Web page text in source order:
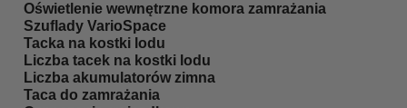
Oświetlenie wewnętrzne komora zamrażania
Szuflady VarioSpace
Tacka na kostki lodu
Liczba tacek na kostki lodu
Liczba akumulatorów zimna
Taca do zamrażania